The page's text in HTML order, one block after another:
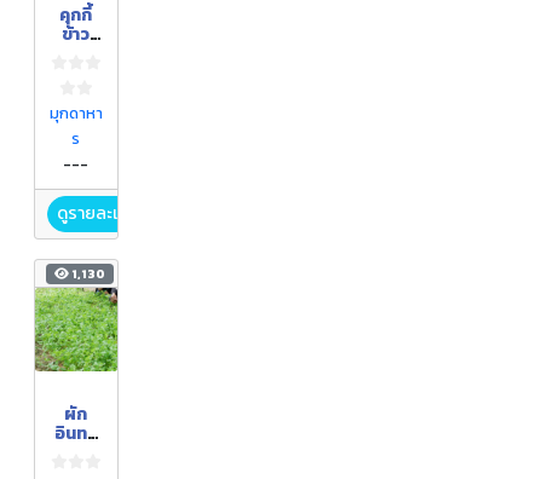
คุกกี้
ข้าว
มุกดาหา
ร
---
ดูรายละเอียด
1,130
ผัก
อินทรี